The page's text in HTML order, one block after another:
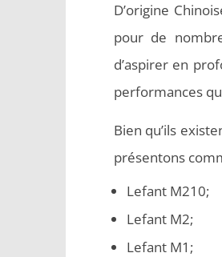
D’origine
pour de
d’aspirer en
performances
Bien qu’ils
présentons
Lefant M210;
Lefant M2;
Lefant M1;